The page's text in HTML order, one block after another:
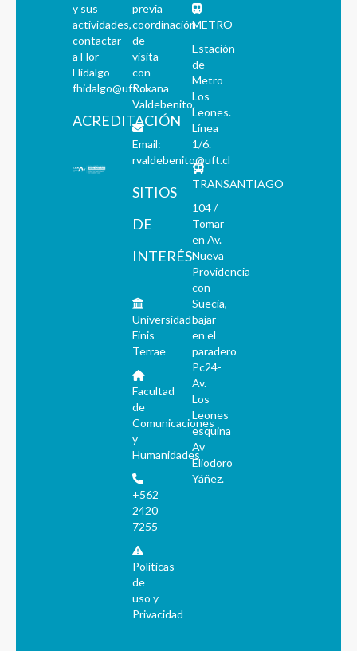
y sus
actividades,
contactar
a Flor
Hidalgo
fhidalgo@uft.cl
ACREDITACIÓN
previa
coordinación
de
visita
con
Roxana
Valdebenito.
Email:
rvaldebenito@uft.cl
SITIOS
DE
INTERÉS
Universidad
Finis
Terrae
Facultad
de
Comunicaciones
y
Humanidades
+562
2420
7255
Políticas
de
uso y
Privacidad
METRO
Estación
de
Metro
Los
Leones.
Línea
1/6.
TRANSANTIAGO
104 /
Tomar
en Av.
Nueva
Providencia
con
Suecia,
bajar
en el
paradero
Pc24-
Av.
Los
Leones
esquina
Av
Eliodoro
Yáñez.